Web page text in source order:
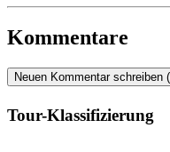
Kommentare
Neuen Kommentar schreiben
Tour-Klassifizierung